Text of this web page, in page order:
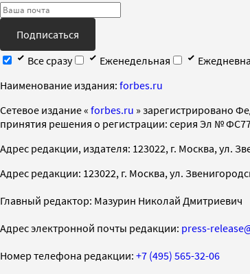
Подписаться
Все сразу
Еженедельная
Наименование издания: forbes.ru
Cетевое издание « forbes.ru » зарегистрировано
принятия решения о регистрации: серия Эл №
Адрес редакции, издателя: 123022, г. Москва, ул.
Адрес редакции: 123022, г. Москва, ул.
Главный редактор: Мазурин Николай Дмитриевич
Адрес электронной почты редакции: press-
Номер телефона редакции: +7 (495) 565-32-06